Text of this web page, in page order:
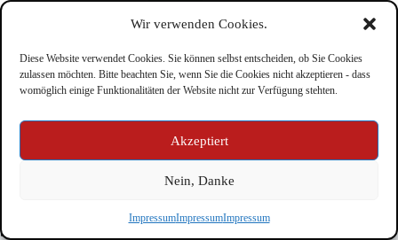
Wir verwenden Cookies.
Diese Website verwendet Cookies. Sie können selbst entscheiden, ob Sie Cookies
zulassen möchten. Bitte beachten Sie, wenn Sie die Cookies nicht akzeptieren - dass
womöglich einige Funktionalitäten der Website nicht zur Verfügung stehten.
Akzeptiert
Nein, Danke
ImpressumImpressumImpressum
Copyright © Feuerwehr Kirchbichl 2026 - WordPress Theme
by